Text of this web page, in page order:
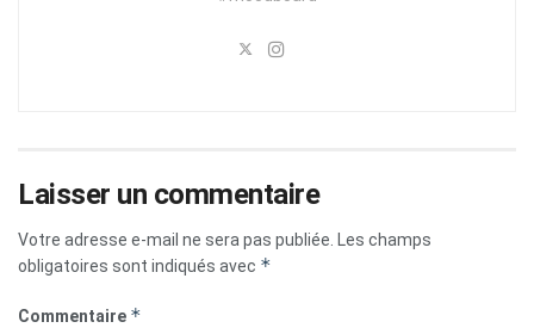
Laisser un commentaire
Votre adresse e-mail ne sera pas publiée.
Les champs
obligatoires sont indiqués avec *
Commentaire *